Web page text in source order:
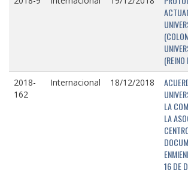
(REINO
2018-
162
Internacional 18/12/2018
LA
LA
16 DE